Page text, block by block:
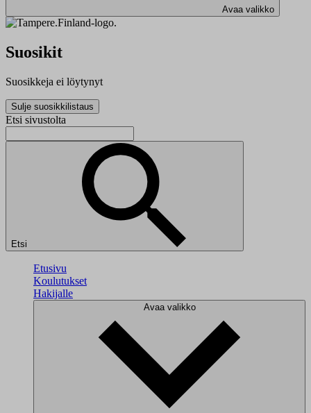
Avaa valikko
Suosikit
Suosikkeja ei löytynyt
Sulje suosikkilistaus
Etsi sivustolta
Etsi
Etusivu
Koulutukset
Hakijalle
Avaa valikko